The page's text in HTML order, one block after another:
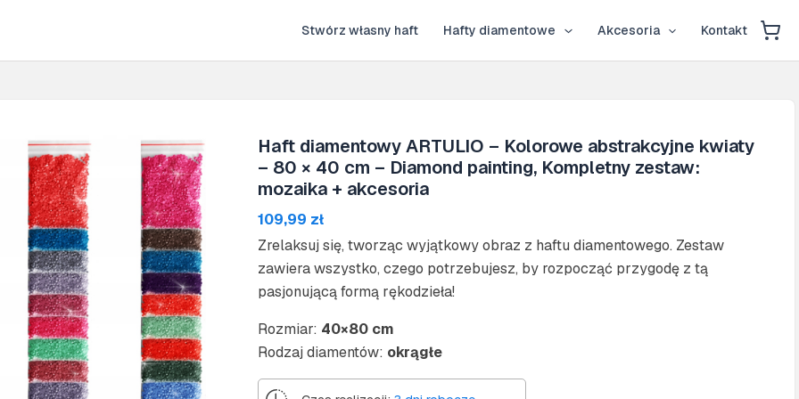
Stwórz własny haft Hafty diamentowe Akcesoria Kontakt
Haft diamentowy ARTULIO – Kolorowe abstrakcyjne kwiaty
– 80 × 40 cm – Diamond painting, Kompletny zestaw:
mozaika + akcesoria
109,99 zł
Zrelaksuj się, tworząc wyjątkowy obraz z haftu diamentowego. Zestaw
zawiera wszystko, czego potrzebujesz, by rozpocząć przygodę z tą
pasjonującą formą rękodzieła!
Rozmiar: 40×80 cm
Rodzaj diamentów: okrągłe
-
abstrakcyjne
40
cm
Kompletny
mozaika